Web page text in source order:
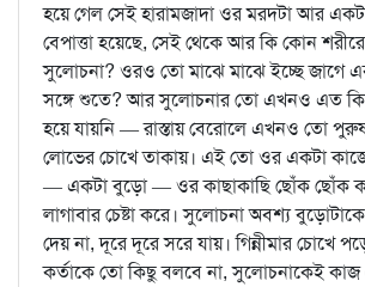
হয়ে গেল সেই হারামজাদা ওর মরদটা আর
বেপাত্তা হয়েছে, সেই থেকে আর কি কোন
সুলোচনা? ওরও তো মাঝে মাঝে ইচ্ছে জাগে
সঙ্গে শুতে? আর সুলোচনার তো এখনও এত
হয়ে যায়নি — রাস্তায় বেরোলে এখনও তো
লোভের চোখে তাকায়। এই তো ওর একটা
— একটা বুড়ো — ওর কাছাকাছি ছোঁক ছোঁক
লাগাবার চেষ্টা করে। সুলোচনা অবশ্য
দেয় না, দূরে দূরে সরে যায়। গিন্নীমার চোখে
কর্তাকে তো কিছু বলবে না, সুলোচনাকেই কাজ